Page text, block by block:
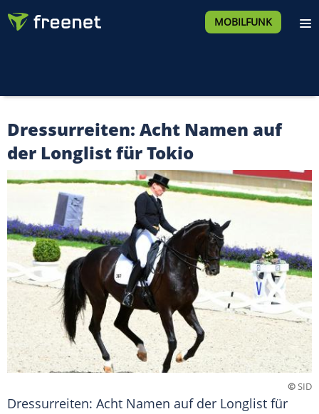
MOBILFUNK
Dressurreiten: Acht Namen auf
der Longlist für Tokio
©SID
Dressurreiten: Acht Namen auf der Longlist für